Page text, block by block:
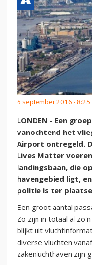
6 september 2016 - 8:25
LONDEN - Een
vanochtend het
Airport ontregeld.
Lives Matter
landingsbaan, die
havengebied ligt,
politie is ter
Een groot aantal
Zo zijn in totaal al
blijkt uit
diverse vluchten
zakenluchthaven zijn